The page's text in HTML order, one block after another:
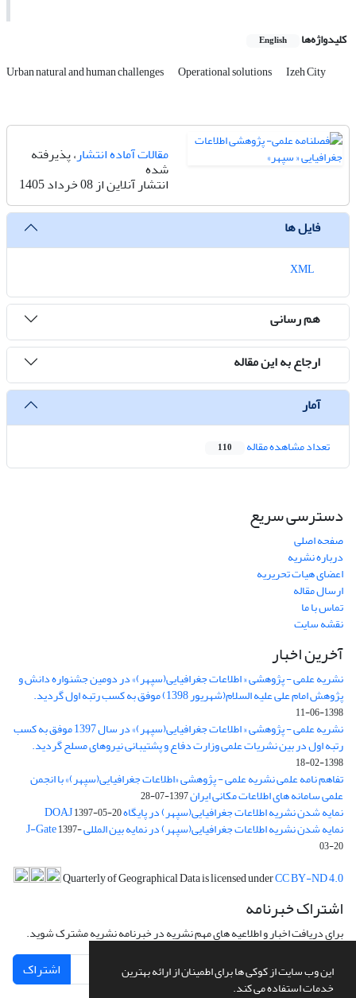
این وب سایت از کوکی ها برای اطمینان از ارائه بهترین
خدمات استفاده می کند.
کلیدواژه‌ها English
Urban natural and human challenges Operational solutions Izeh City
مقالات آماده انتشار، پذیرفته
شده
انتشار آنلاین از 08 خرداد 1405
فایل ها
هم رسانی
ارجاع به این مقاله
آمار
تعداد مشاهده مقاله 110
دسترسی سریع
صفحه اصلی
درباره نشریه
اعضای هیات تحریریه
ارسال مقاله
تماس با ما
نقشه سایت
آخرین اخبار
نشریه علمی - پژوهشی « اطلاعات جغرافیایی(سپهر)» در دومین جشنواره دانش و
پژوهش امام علی علیه السلام(شهریور 1398) موفق به کسب رتبه اول گردید.
1398-06-11
نشریه علمی - پژوهشی « اطلاعات جغرافیایی(سپهر)» در سال 1397 موفق به کسب
رتبه اول در بین نشریات علمی وزارت دفاع و پشتیبانی نیروهای مسلح گردید.
1398-02-18
تفاهم نامه علمی نشریه علمی - پژوهشی «اطلاعات جغرافیایی(سپهر)» با انجمن
علمی سامانه های اطلاعات مکانی ایران1397-07-28
نمایه شدن نشریه اطلاعات جغرافیایی(سپهر) در پایگاه DOAJ1397-05-20
نمایه شدن نشریه اطلاعات جغرافیایی(سپهر) در نمایه بین المللی J-Gate1397-
03-20
Quarterly of Geographical Data is licensed underCC BY-ND 4.0
اشتراک خبرنامه
برای دریافت اخبار و اطلاعیه های مهم نشریه در خبرنامه نشریه مشترک شوید.
اشتراک